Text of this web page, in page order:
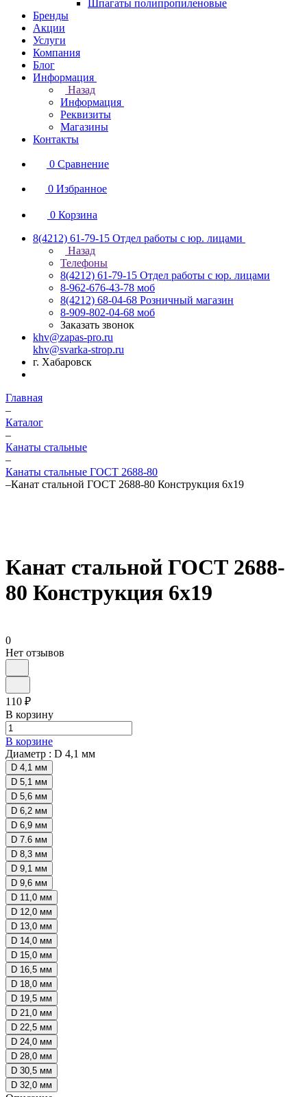
Шпагаты полипропиленовые
Бренды
Акции
Услуги
Компания
Блог
Информация
Назад
Информация
Реквизиты
Магазины
Контакты
0 Сравнение
0 Избранное
0 Корзина
8(4212) 61-79-15 Отдел работы с юр. лицами
Назад
Телефоны
8(4212) 61-79-15 Отдел работы с юр. лицами
8-962-676-43-78 моб
8(4212) 68-04-68 Розничный магазин
8-909-802-04-68 моб
Заказать звонок
khv@zapas-pro.ru
khv@svarka-strop.ru
г. Хабаровск
Главная
–
Каталог
–
Канаты стальные
–
Канаты стальные ГОСТ 2688-80
–Канат стальной ГОСТ 2688-80 Конструкция 6х19
Канат стальной ГОСТ 2688-
80 Конструкция 6х19
0
Нет отзывов
110 ₽
В корзину
В корзине
Диаметр : D 4,1 мм
D 4,1 мм
D 5,1 мм
D 5,6 мм
D 6,2 мм
D 6,9 мм
D 7.6 мм
D 8,3 мм
D 9,1 мм
D 9,6 мм
D 11,0 мм
D 12,0 мм
D 13,0 мм
D 14,0 мм
D 15,0 мм
D 16,5 мм
D 18,0 мм
D 19,5 мм
D 21,0 мм
D 22,5 мм
D 24,0 мм
D 28,0 мм
D 30,5 мм
D 32,0 мм